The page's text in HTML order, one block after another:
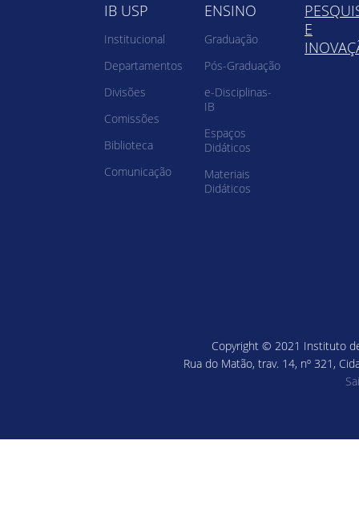
IB USP
Institucional
Departamentos
Divisões
Comissões
Biblioteca
Comunicação
ENSINO
Graduação
Pós-Graduação
e-Disciplinas-
IB
Espaços
Didáticos
Materiais
Didáticos
E
Copyright © 2021 Instituto
Rua do Matão, trav. 14, nº 321,